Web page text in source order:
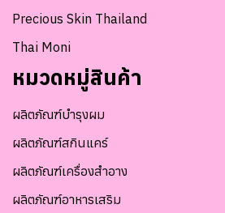
Precious Skin Thailand
Thai Moni
หมวดหมู่สินค้า
ผลิตภัณฑ์บำรุงผม
ผลิตภัณฑ์สกินแคร์
ผลิตภัณฑ์เครื่องสำอาง
ผลิตภัณฑ์อาหารเสริม